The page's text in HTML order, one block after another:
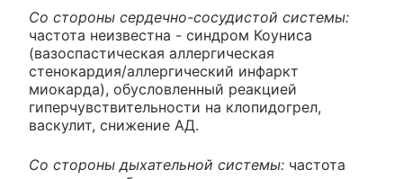
Со стороны сердечно-сосудистой системы:
частота неизвестна - синдром Коуниса
(вазоспастическая аллергическая
стенокардия/аллергический инфаркт
миокарда), обусловленный реакцией
гиперчувствительности на клопидогрел,
васкулит, снижение АД.
Со стороны дыхательной системы: частота